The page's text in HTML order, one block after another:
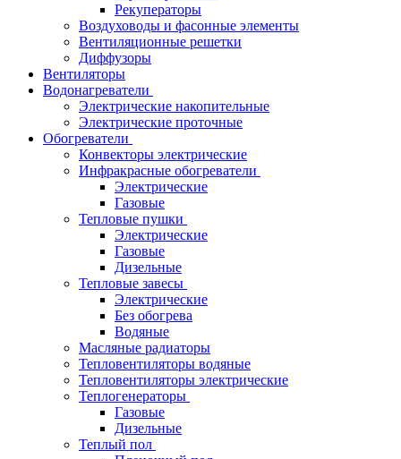
Рекуператоры
Воздуховоды и фасонные элементы
Вентиляционные решетки
Диффузоры
Вентиляторы
Водонагреватели
Электрические накопительные
Электрические проточные
Обогреватели
Конвекторы электрические
Инфракрасные обогреватели
Электрические
Газовые
Тепловые пушки
Электрические
Газовые
Дизельные
Тепловые завесы
Электрические
Без обогрева
Водяные
Масляные радиаторы
Тепловентиляторы водяные
Тепловентиляторы электрические
Теплогенераторы
Газовые
Дизельные
Теплый пол